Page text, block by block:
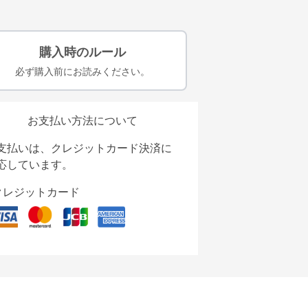
購入時のルール
必ず購入前にお読みください。
お支払い方法について
払いは、クレジットカード決済に
しています。
レジットカード